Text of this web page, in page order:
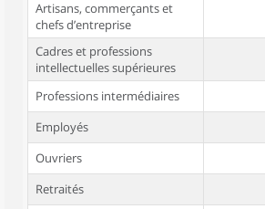
Artisans, commerçants et
chefs d’entreprise
Cadres et professions
intellectuelles supérieures
Professions intermédiaires
Employés
Ouvriers
Retraités